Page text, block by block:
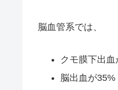
脳血管系では、
クモ膜下出血
脳出血が35%